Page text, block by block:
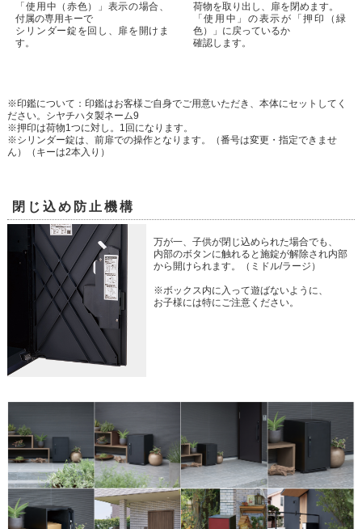
「使用中（赤色）」表示の場合、
付属の専用キーで
シリンダー錠を回し、扉を開けま
す。
荷物を取り出し、扉を閉めます。
「使用中」の表示が「押印（緑
色）」に戻っているか
確認します。
※印鑑について：印鑑はお客様ご自身でご用意いただき、本体にセットしてく
ださい。シヤチハタ製ネーム9
※押印は荷物1つに対し。1回になります。
※シリンダー錠は、前扉での操作となります。（番号は変更・指定できませ
ん）（キーは2本入り）
閉じ込め防止機構
万が一、子供が閉じ込められた場合でも、
内部のボタンに触れると施錠が解除され内部
から開けられます。（ミドル/ラージ）
※ボックス内に入って遊ばないように、
お子様には特にご注意ください。